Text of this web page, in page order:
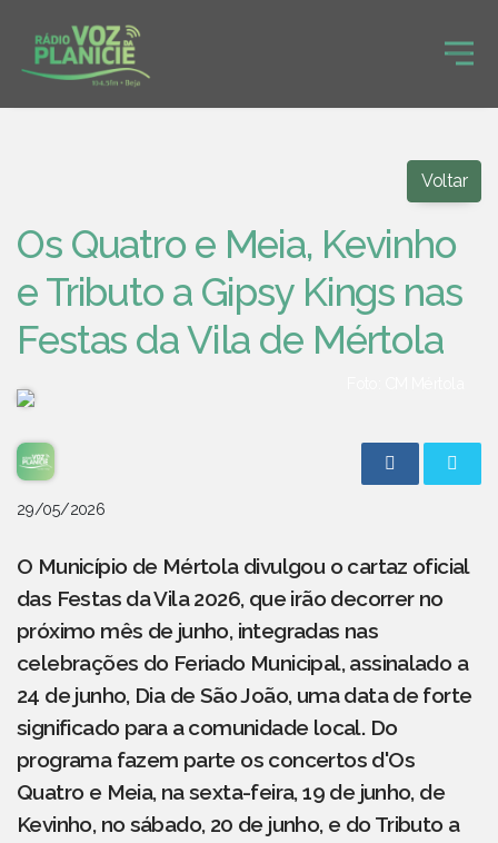
Voltar
Os Quatro e Meia, Kevinho
e Tributo a Gipsy Kings nas
Festas da Vila de Mértola
29/05/2026
O Município de Mértola divulgou o cartaz oficial
das Festas da Vila 2026, que irão decorrer no
próximo mês de junho, integradas nas
celebrações do Feriado Municipal, assinalado a
24 de junho, Dia de São João, uma data de forte
significado para a comunidade local. Do
programa fazem parte os concertos d'Os
Quatro e Meia, na sexta-feira, 19 de junho, de
Kevinho, no sábado, 20 de junho, e do Tributo a